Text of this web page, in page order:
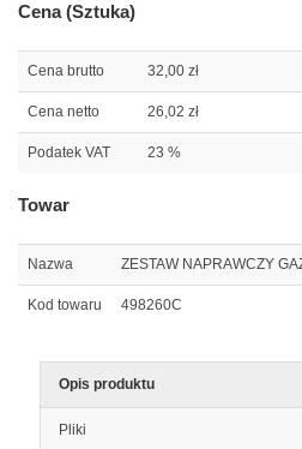
Cena (Sztuka)
Cena brutto 32,00 zł
Cena netto 26,02 zł
Podatek VAT 23 %
Towar
Nazwa ZESTAW NAPRAWCZY
Kod towaru 498260C
Opis produktu
Pliki